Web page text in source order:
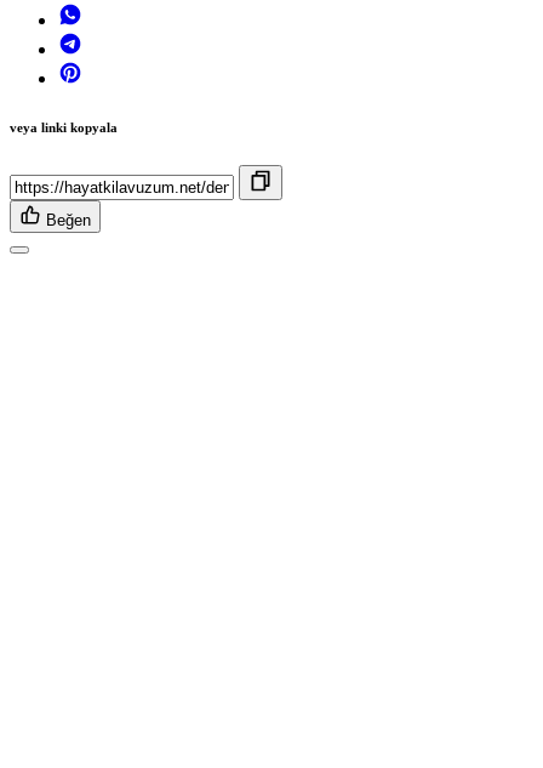
veya linki kopyala
Beğen